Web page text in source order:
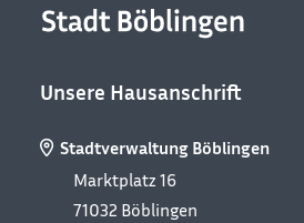
Unsere Hausanschrift
Stadtverwaltung Böblingen
Marktplatz 16
71032 Böblingen